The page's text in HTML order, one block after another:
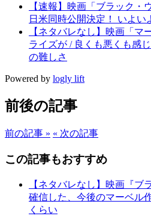
【速報】映画「ブラック・
日米同時公開決定！ いよい
【ネタバレなし】映画「マ
ライズが / 良くも悪くも感
の難しさ
Powered by logly lift
前後の記事
前の記事 » « 次の記事
この記事もおすすめ
【ネタバレなし】映画『ブ
確信した、今後のマーベル
くらい